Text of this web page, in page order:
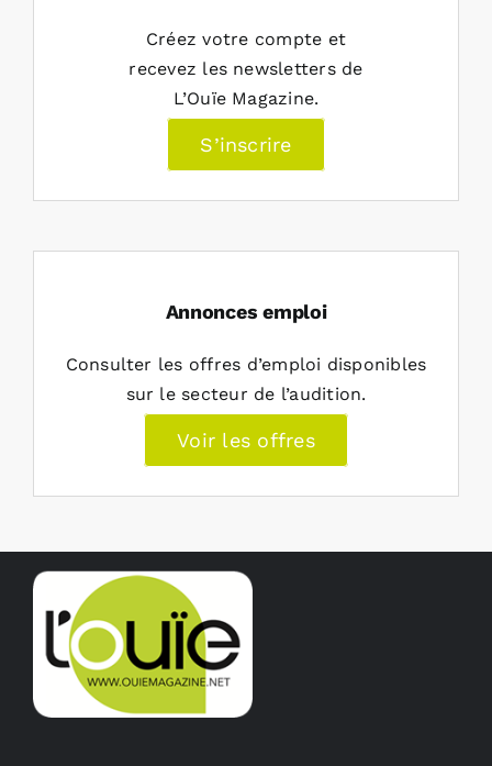
Créez votre compte et
recevez les newsletters de
L’Ouïe Magazine.
S’inscrire
Annonces emploi
Consulter les offres d’emploi disponibles
sur le secteur de l’audition.
Voir les offres